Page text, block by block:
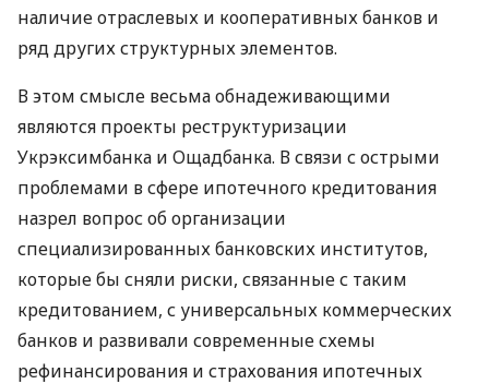
наличие отраслевых и кооперативных банков и
ряд других структурных элементов.
В этом смысле весьма обнадеживающими
являются проекты реструктуризации
Укрэксимбанка и Ощадбанка. В связи с острыми
проблемами в сфере ипотечного кредитования
назрел вопрос об организации
специализированных банковских институтов,
которые бы сняли риски, связанные с таким
кредитованием, с универсальных коммерческих
банков и развивали современные схемы
рефинансирования и страхования ипотечных